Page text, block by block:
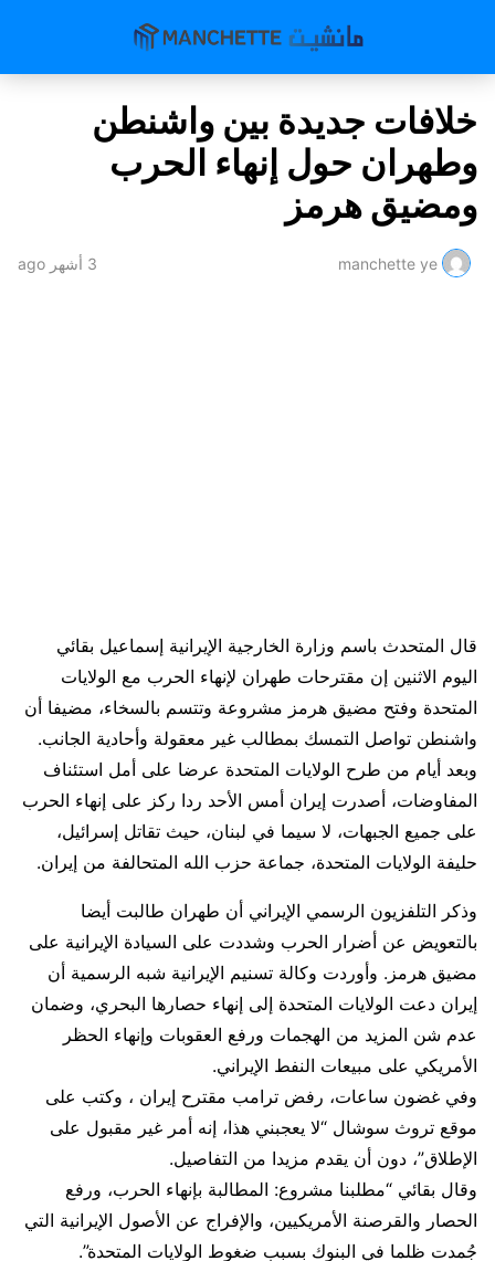
خلافات جديدة بين واشنطن
وطهران حول إنهاء الحرب
ومضيق هرمز
manchette ye 3 أشهر ago
قال المتحدث باسم وزارة الخارجية الإيرانية إسماعيل بقائي
اليوم الاثنين إن مقترحات طهران لإنهاء الحرب مع الولايات
المتحدة وفتح مضيق ‌هرمز مشروعة وتتسم بالسخاء، مضيفا أن
واشنطن تواصل التمسك بمطالب غير معقولة وأحادية الجانب.
وبعد أيام من طرح الولايات المتحدة عرضا على أمل استئناف
المفاوضات، أصدرت إيران أمس الأحد ردا ركز على إنهاء الحرب
على جميع ⁠الجبهات، لا سيما في لبنان، حيث تقاتل إسرائيل،
حليفة الولايات المتحدة، جماعة حزب الله المتحالفة من إيران.
وذكر التلفزيون الرسمي الإيراني أن طهران طالبت أيضا
بالتعويض عن أضرار الحرب وشددت على السيادة الإيرانية على
مضيق هرمز. وأوردت وكالة تسنيم الإيرانية شبه الرسمية أن
إيران دعت الولايات المتحدة إلى إنهاء حصارها البحري، وضمان
عدم شن المزيد من الهجمات ورفع ‌العقوبات ⁠وإنهاء الحظر
الأمريكي على مبيعات النفط الإيراني.
وفي غضون ساعات، رفض ترامب مقترح إيران ، وكتب على
موقع تروث سوشال “لا يعجبني هذا، إنه أمر غير مقبول على
الإطلاق”، دون أن يقدم مزيدا من ⁠التفاصيل.
وقال بقائي “مطلبنا مشروع: المطالبة بإنهاء الحرب، ورفع
الحصار والقرصنة الأمريكيين، والإفراج عن الأصول الإيرانية التي
جُمدت ظلما في البنوك بسبب ضغوط الولايات ⁠المتحدة”.